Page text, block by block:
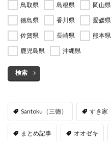
鳥取県
島根県 岡山県
徳島県
香川県 愛媛県
佐賀県
長崎県 熊本県
鹿児島県
沖縄県
検索
Santoku（三徳） すき家
まとめ記事 オオゼキ